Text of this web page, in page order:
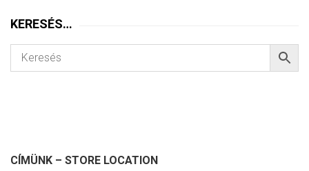
KERESÉS…
CÍMÜNK – STORE LOCATION